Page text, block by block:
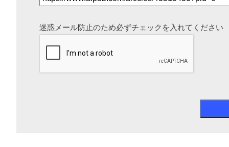
迷惑メール防止のため必ずチェックを入れてください